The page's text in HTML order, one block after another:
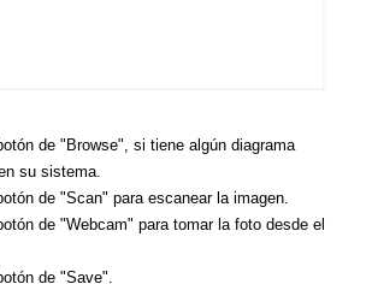
de "Browse", si tiene algún diagrama
su sistema.
de "Scan" para escanear la imagen.
de "Webcam" para tomar la foto desde el
de "Save".